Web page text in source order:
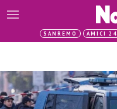
SANREMO AMICI 24